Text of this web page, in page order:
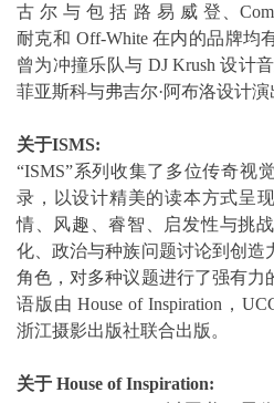
古 尔 与 包 括 路 易 威 登、
耐克和 Off-White 在内的品牌均
曾为冲撞乐队与 DJ Krush 设计
菲亚斯科与弗吉尔·阿布洛设计演
关于ISMS:
“ISMS”系列收集了多位传奇视
录，以设计精美的读本方式呈
情、风趣、睿智、启发性与挑
化、政治与种族问题讨论到创造
角色，对多种议题进行了强有力
语版由 House of Inspiration，
浙江摄影出版社联合出版。
关于 House of Inspiration: